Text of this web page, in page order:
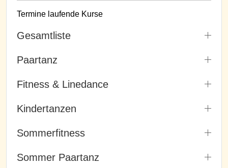
Termine laufende Kurse
Gesamtliste
Paartanz
Fitness & Linedance
Kindertanzen
Sommerfitness
Sommer Paartanz